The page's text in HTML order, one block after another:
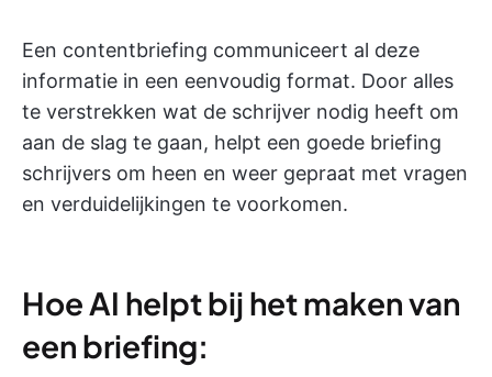
Een contentbriefing communiceert al deze
informatie in een eenvoudig format. Door alles
te verstrekken wat de schrijver nodig heeft om
aan de slag te gaan, helpt een goede briefing
schrijvers om heen en weer gepraat met vragen
en verduidelijkingen te voorkomen.
Hoe AI helpt bij het maken van
een briefing: